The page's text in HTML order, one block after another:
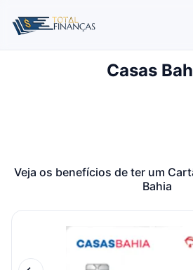
Casas
Veja os benefícios de ter um
Bahia